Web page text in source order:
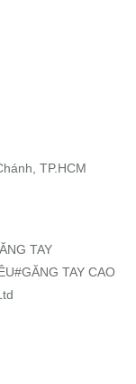
TP.HCM
TAY
TAY CAO